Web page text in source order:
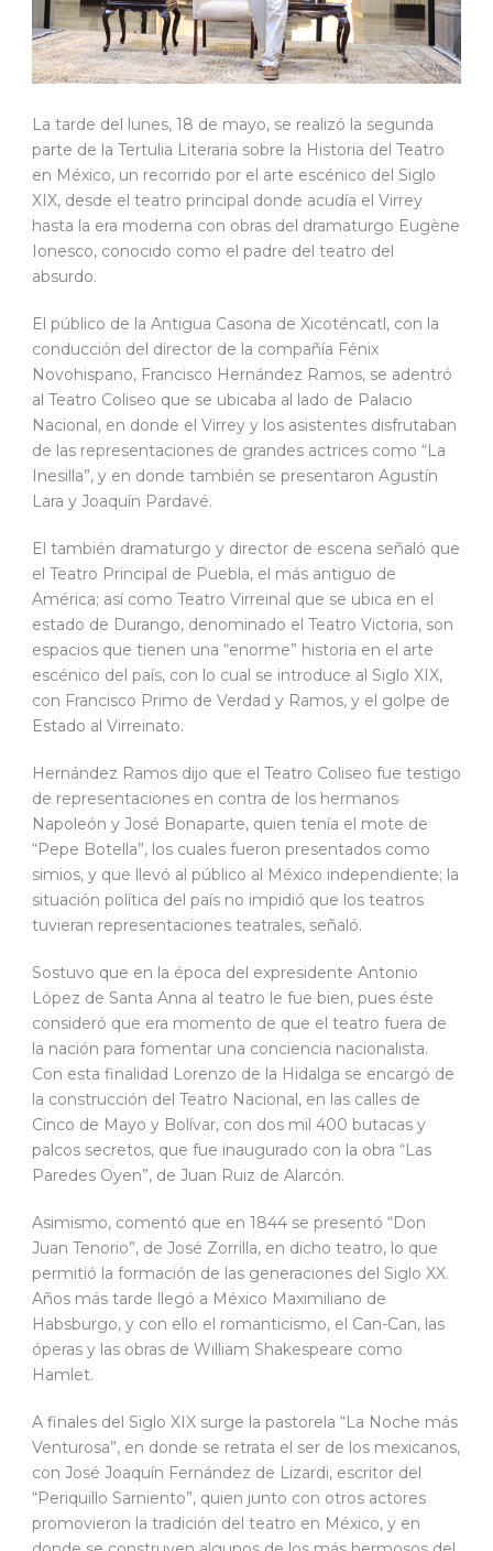
La tarde del lunes, 18 de mayo, se realizó la segunda
parte de la Tertulia Literaria sobre la Historia del Teatro
en México, un recorrido por el arte escénico del Siglo
XIX, desde el teatro principal donde acudía el Virrey
hasta la era moderna con obras del dramaturgo Eugène
Ionesco, conocido como el padre del teatro del
absurdo.
El público de la Antigua Casona de Xicoténcatl, con la
conducción del director de la compañía Fénix
Novohispano, Francisco Hernández Ramos, se adentró
al Teatro Coliseo que se ubicaba al lado de Palacio
Nacional, en donde el Virrey y los asistentes disfrutaban
de las representaciones de grandes actrices como “La
Inesilla”, y en donde también se presentaron Agustín
Lara y Joaquín Pardavé.
El también dramaturgo y director de escena señaló que
el Teatro Principal de Puebla, el más antiguo de
América; así como Teatro Virreinal que se ubica en el
estado de Durango, denominado el Teatro Victoria, son
espacios que tienen una “enorme” historia en el arte
escénico del país, con lo cual se introduce al Siglo XIX,
con Francisco Primo de Verdad y Ramos, y el golpe de
Estado al Virreinato.
Hernández Ramos dijo que el Teatro Coliseo fue testigo
de representaciones en contra de los hermanos
Napoleón y José Bonaparte, quien tenía el mote de
“Pepe Botella”, los cuales fueron presentados como
simios, y que llevó al público al México independiente; la
situación política del país no impidió que los teatros
tuvieran representaciones teatrales, señaló.
Sostuvo que en la época del expresidente Antonio
López de Santa Anna al teatro le fue bien, pues éste
consideró que era momento de que el teatro fuera de
la nación para fomentar una conciencia nacionalista.
Con esta finalidad Lorenzo de la Hidalga se encargó de
la construcción del Teatro Nacional, en las calles de
Cinco de Mayo y Bolívar, con dos mil 400 butacas y
palcos secretos, que fue inaugurado con la obra “Las
Paredes Oyen”, de Juan Ruiz de Alarcón.
Asimismo, comentó que en 1844 se presentó “Don
Juan Tenorio”, de José Zorrilla, en dicho teatro, lo que
permitió la formación de las generaciones del Siglo XX.
Años más tarde llegó a México Maximiliano de
Habsburgo, y con ello el romanticismo, el Can-Can, las
óperas y las obras de William Shakespeare como
Hamlet.
A finales del Siglo XIX surge la pastorela “La Noche más
Venturosa”, en donde se retrata el ser de los mexicanos,
con José Joaquín Fernández de Lizardi, escritor del
“Periquillo Sarniento”, quien junto con otros actores
promovieron la tradición del teatro en México, y en